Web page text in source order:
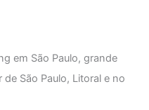
em São Paulo, grande
de São Paulo, Litoral e no